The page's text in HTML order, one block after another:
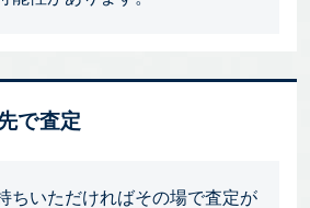
で査定
ちいただければその場で査定が